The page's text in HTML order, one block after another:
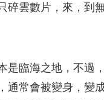
碎雲數片，來，
是臨海之地，不過
通常會被變身，變